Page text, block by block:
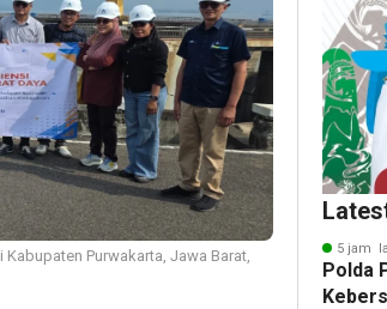
Kabupaten Purwakarta, Jawa Barat,
5 jam
Polda